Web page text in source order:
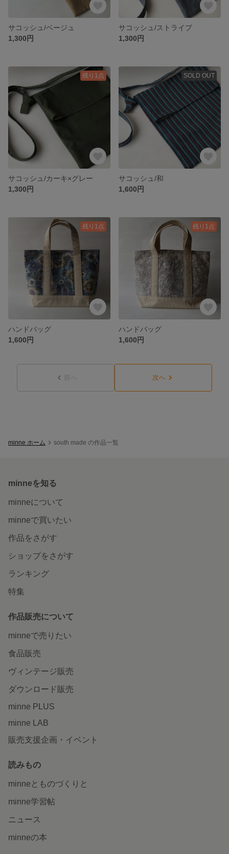
サコッシュ/ベージュ
1,300円
サコッシュ/ストライプ
1,300円
残り1点
サコッシュ/カーキ×グレー
1,300円
SOLD OUT
サコッシュ/和
1,600円
残り1点
ハンドバッグ
1,600円
残り1点
ハンドバッグ
1,600円
前へ 次へ
minne ホーム south made の作品一覧
minneを知る
minneについて
minneで買いたい
作品をさがす
ショップをさがす
ランキング
特集
作品販売について
minneで売りたい
食品販売
ヴィンテージ販売
ダウンロード販売
minne PLUS
minne LAB
販売支援企画・イベント
読みもの
minneとものづくりと
minne学習帖
ニュース
minneの本